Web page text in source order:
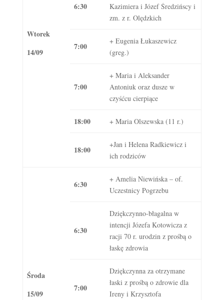
Wtorek
14/09
6:30
Kazimiera i Józef Średzińscy i
zm. z r. Olędzkich
7:00
+ Eugenia Łukaszewicz
(greg.)
7:00
+ Maria i Aleksander
Antoniuk oraz dusze w
czyśćcu cierpiące
18:00 + Maria Olszewska (11 r.)
18:00
+Jan i Helena Radkiewicz i
ich rodziców
Środa
15/09
6:30
+ Amelia Niewińska – of.
Uczestnicy Pogrzebu
6:30
Dziękczynno-błagalna w
intencji Józefa Kotowicza z
racji 70 r. urodzin z prośbą o
łaskę zdrowia
7:00
Dziękczynna za otrzymane
łaski z prośbą o zdrowie dla
Ireny i Krzysztofa